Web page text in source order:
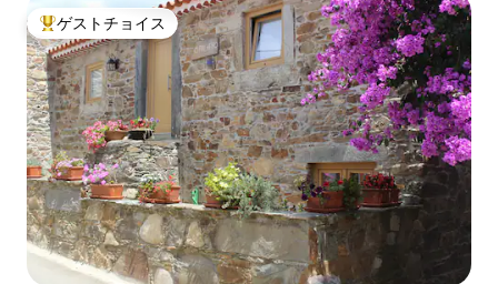
大好評のゲストチョイスです。
ゲストチョイス